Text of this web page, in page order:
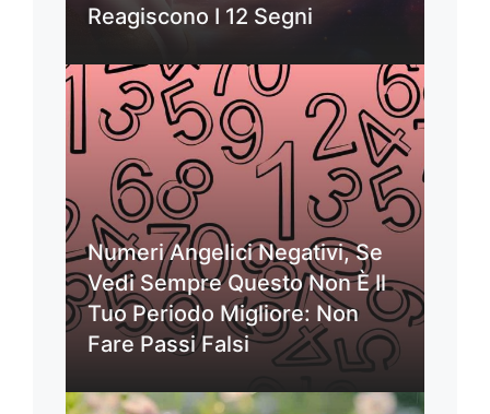
Reagiscono I 12 Segni
Numeri Angelici Negativi, Se
Vedi Sempre Questo Non È Il
Tuo Periodo Migliore: Non
Fare Passi Falsi